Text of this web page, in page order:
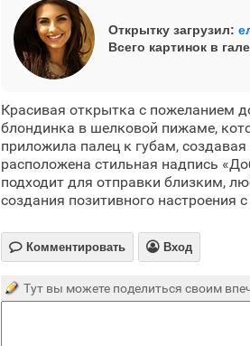
Открытку загрузил:
Всего картинок в
Красивая открытка с пожеланием
блондинка в шелковой пижаме,
приложила палец к губам,
расположена стильная надпись
подходит для отправки близким,
создания позитивного настроения
 Комментировать  Вход
Тут вы можете поделиться своим